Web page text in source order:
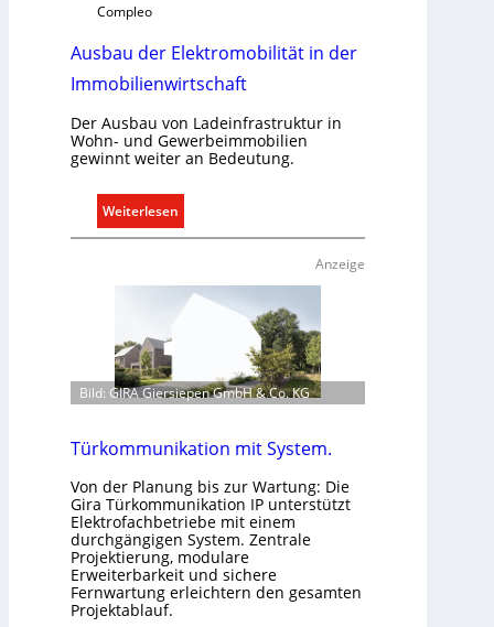
l
n
g
r
n
d
Compleo
Ausbau der Elektromobilität in der
Immobilienwirtschaft
Der Ausbau von Ladeinfrastruktur in
Wohn- und Gewerbeimmobilien
gewinnt weiter an Bedeutung.
Weiterlesen
A
b
e
E
e
k
t
r
o
m
Anzeige
Bild: GIRA Giersiepen GmbH & Co. KG
Türkommunikation mit System.
Von der Planung bis zur Wartung: Die
Gira Türkommunikation IP unterstützt
Elektrofachbetriebe mit einem
durchgängigen System. Zentrale
Projektierung, modulare
Erweiterbarkeit und sichere
Fernwartung erleichtern den gesamten
Projektablauf.